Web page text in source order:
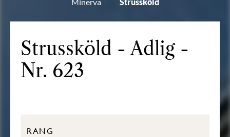
Strussköld - Adlig -
Nr. 623
RANG